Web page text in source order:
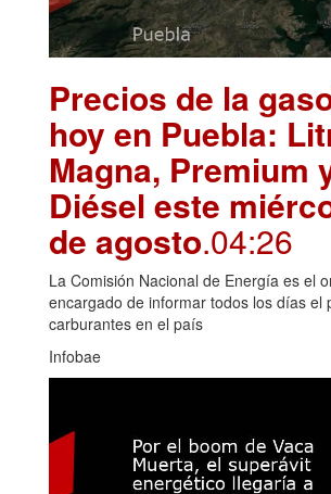
Precios de la
hoy en Puebla:
Magna, Premium
Diésel este
de agosto.04:26
La Comisión Nacional de Energía es el
encargado de informar todos los días el
carburantes en el país
Infobae